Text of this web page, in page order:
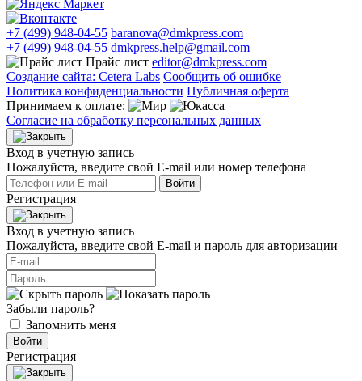
+7 (499) 948-04-55 baranova@dmkpress.com
+7 (499) 948-04-55 dmkpress.help@gmail.com
Прайс лист editor@dmkpress.com
Создание сайта: Cetera Labs Сообщить об ошибке
Политика конфиденциальности Публичная оферта
Принимаем к оплате:
Согласие на обработку персональных данных
Вход в учетную запись
Пожалуйста, введите свой E‑mail или номер телефона
Войти
Регистрация
Вход в учетную запись
Пожалуйста, введите свой E‑mail и пароль для авторизации
Забыли пароль?
Запомнить меня
Войти
Регистрация